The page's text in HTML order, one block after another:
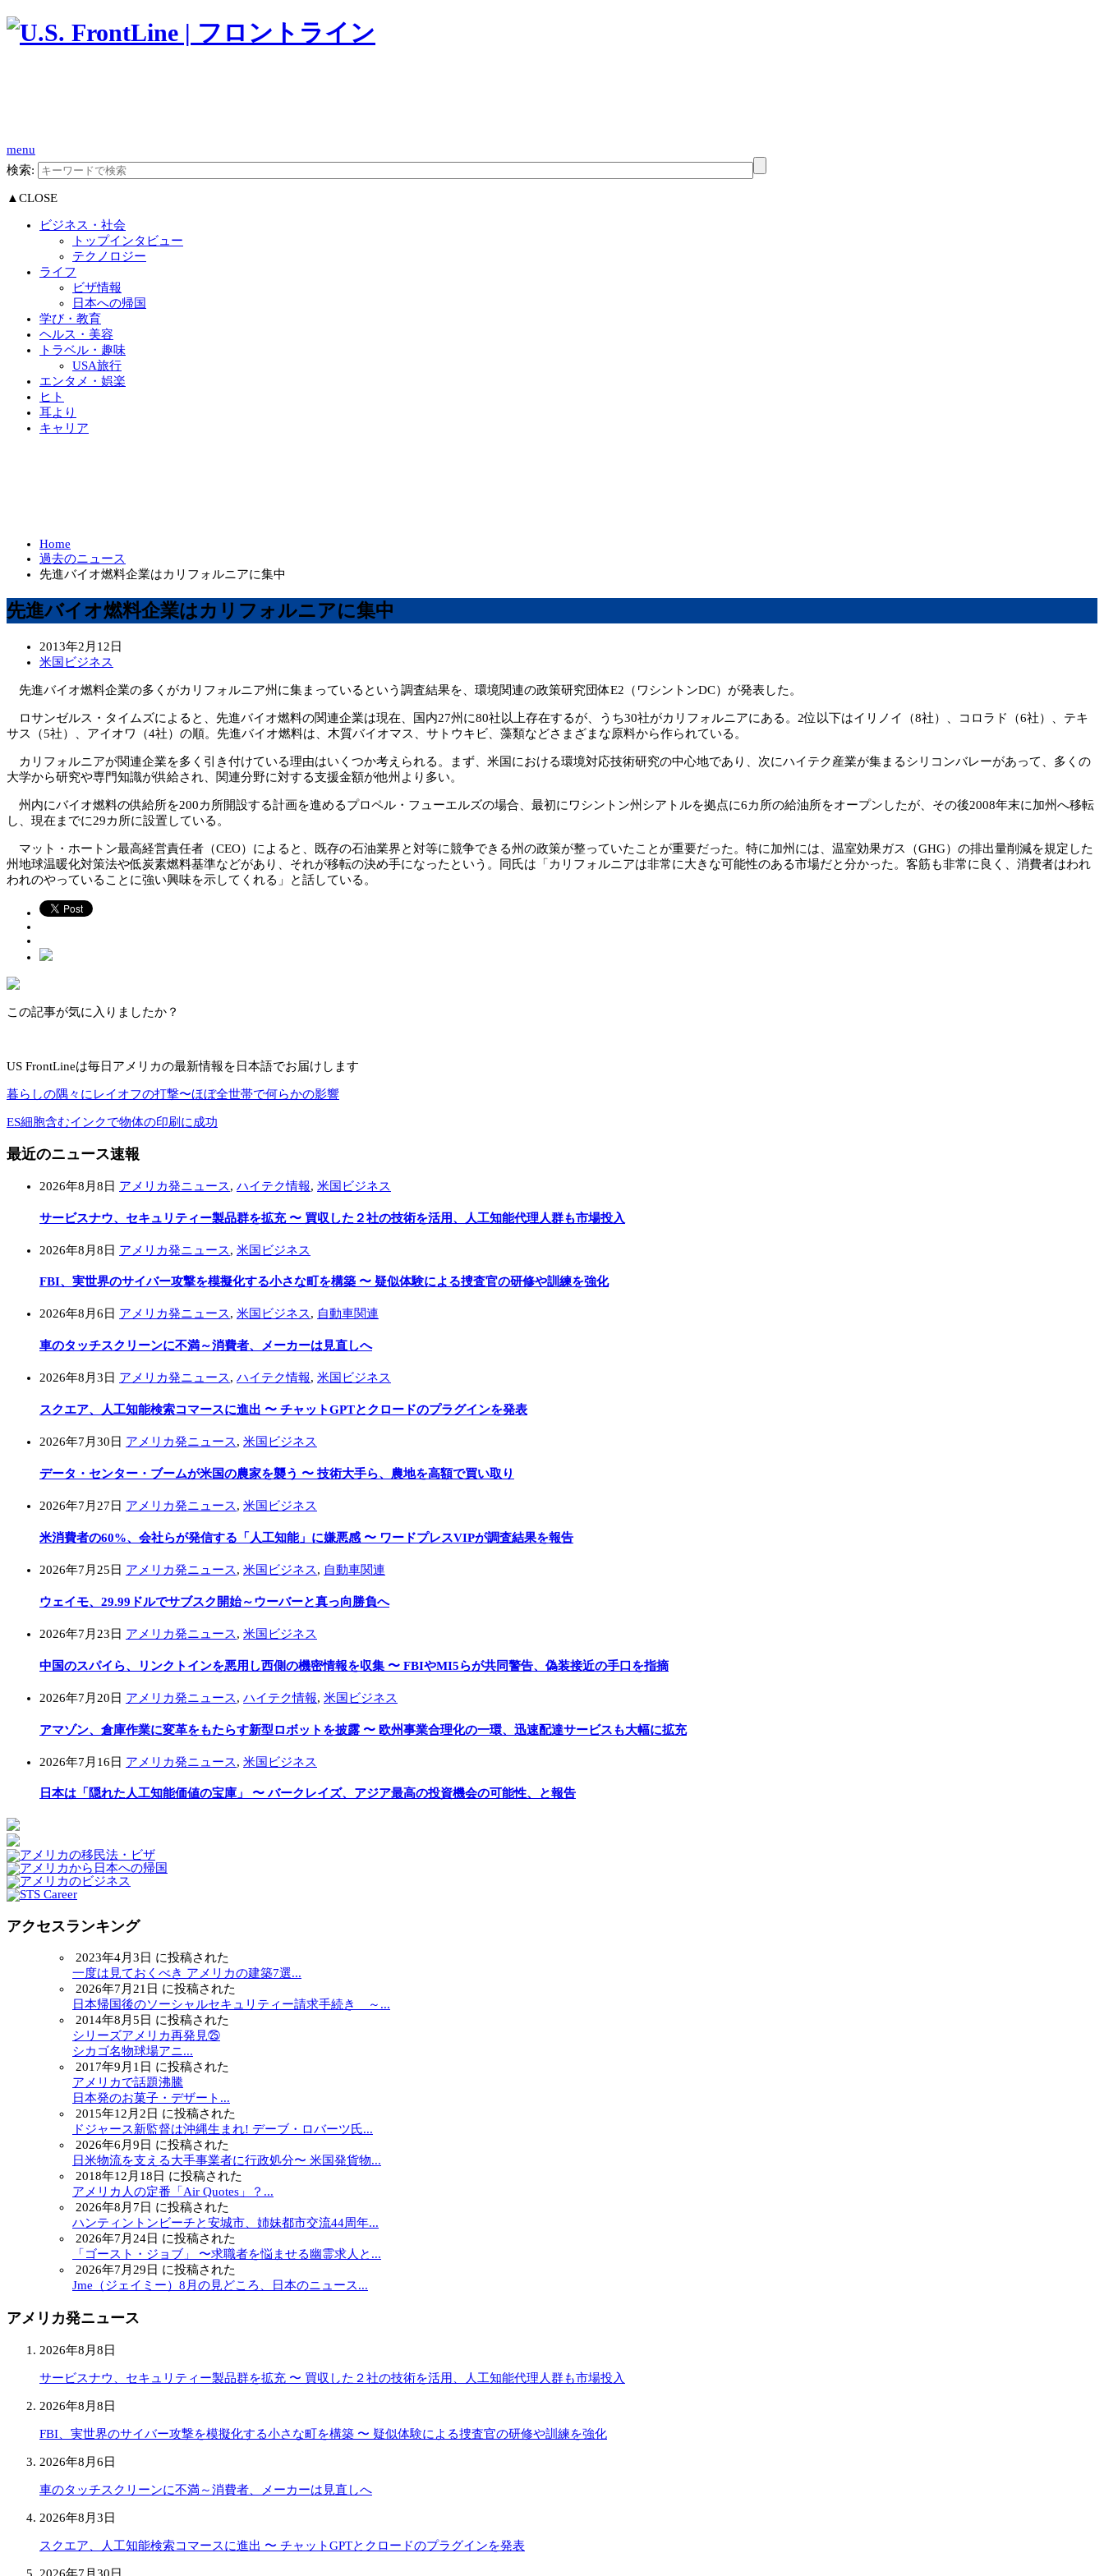
menu
検索:
▲CLOSE
ビジネス・社会
トップインタビュー
テクノロジー
ライフ
ビザ情報
日本への帰国
学び・教育
ヘルス・美容
トラベル・趣味
USA旅行
エンタメ・娯楽
ヒト
耳より
キャリア
Home
過去のニュース
先進バイオ燃料企業はカリフォルニアに集中
先進バイオ燃料企業はカリフォルニアに集中
2013年2月12日
米国ビジネス
先進バイオ燃料企業の多くがカリフォルニア州に集まっているという調査結果を、環境関連の政策研究団体E2（ワシントンDC）が発表した。
ロサンゼルス・タイムズによると、先進バイオ燃料の関連企業は現在、国内27州に80社以上存在するが、うち30社がカリフォルニアにある。2位以下はイリノイ（8社）、コロラド（6社）、テキ
サス（5社）、アイオワ（4社）の順。先進バイオ燃料は、木質バイオマス、サトウキビ、藻類などさまざまな原料から作られている。
カリフォルニアが関連企業を多く引き付けている理由はいくつか考えられる。まず、米国における環境対応技術研究の中心地であり、次にハイテク産業が集まるシリコンバレーがあって、多くの
大学から研究や専門知識が供給され、関連分野に対する支援金額が他州より多い。
州内にバイオ燃料の供給所を200カ所開設する計画を進めるプロペル・フューエルズの場合、最初にワシントン州シアトルを拠点に6カ所の給油所をオープンしたが、その後2008年末に加州へ移転
し、現在までに29カ所に設置している。
マット・ホートン最高経営責任者（CEO）によると、既存の石油業界と対等に競争できる州の政策が整っていたことが重要だった。特に加州には、温室効果ガス（GHG）の排出量削減を規定した
州地球温暖化対策法や低炭素燃料基準などがあり、それが移転の決め手になったという。同氏は「カリフォルニアは非常に大きな可能性のある市場だと分かった。客筋も非常に良く、消費者はわれ
われのやっていることに強い興味を示してくれる」と話している。
この記事が気に入りましたか？
US FrontLineは毎日アメリカの最新情報を日本語でお届けします
暮らしの隅々にレイオフの打撃〜ほぼ全世帯で何らかの影響
ES細胞含むインクで物体の印刷に成功
最近のニュース速報
2026年8月8日 アメリカ発ニュース, ハイテク情報, 米国ビジネス
サービスナウ、セキュリティー製品群を拡充 〜 買収した２社の技術を活用、人工知能代理人群も市場投入
2026年8月8日 アメリカ発ニュース, 米国ビジネス
FBI、実世界のサイバー攻撃を模擬化する小さな町を構築 〜 疑似体験による捜査官の研修や訓練を強化
2026年8月6日 アメリカ発ニュース, 米国ビジネス, 自動車関連
車のタッチスクリーンに不満～消費者、メーカーは見直しへ
2026年8月3日 アメリカ発ニュース, ハイテク情報, 米国ビジネス
スクエア、人工知能検索コマースに進出 〜 チャットGPTとクロードのプラグインを発表
2026年7月30日 アメリカ発ニュース, 米国ビジネス
データ・センター・ブームが米国の農家を襲う 〜 技術大手ら、農地を高額で買い取り
2026年7月27日 アメリカ発ニュース, 米国ビジネス
米消費者の60%、会社らが発信する「人工知能」に嫌悪感 〜 ワードプレスVIPが調査結果を報告
2026年7月25日 アメリカ発ニュース, 米国ビジネス, 自動車関連
ウェイモ、29.99ドルでサブスク開始～ウーバーと真っ向勝負へ
2026年7月23日 アメリカ発ニュース, 米国ビジネス
中国のスパイら、リンクトインを悪用し西側の機密情報を収集 〜 FBIやMI5らが共同警告、偽装接近の手口を指摘
2026年7月20日 アメリカ発ニュース, ハイテク情報, 米国ビジネス
アマゾン、倉庫作業に変革をもたらす新型ロボットを披露 〜 欧州事業合理化の一環、迅速配達サービスも大幅に拡充
2026年7月16日 アメリカ発ニュース, 米国ビジネス
日本は「隠れた人工知能価値の宝庫」 〜 バークレイズ、アジア最高の投資機会の可能性、と報告
アクセスランキング
2023年4月3日 に投稿された
一度は見ておくべき アメリカの建築7選...
2026年7月21日 に投稿された
日本帰国後のソーシャルセキュリティー請求手続き ～...
2014年8月5日 に投稿された
シリーズアメリカ再発見㉕
シカゴ名物球場アニ...
2017年9月1日 に投稿された
アメリカで話題沸騰
日本発のお菓子・デザート...
2015年12月2日 に投稿された
ドジャース新監督は沖縄生まれ! デーブ・ロバーツ氏...
2026年6月9日 に投稿された
日米物流を支える大手事業者に行政処分〜 米国発貨物...
2018年12月18日 に投稿された
アメリカ人の定番「Air Quotes」？...
2026年8月7日 に投稿された
ハンティントンビーチと安城市、姉妹都市交流44周年...
2026年7月24日 に投稿された
「ゴースト・ジョブ」 〜求職者を悩ませる幽霊求人と...
2026年7月29日 に投稿された
Jme（ジェイミー）8月の見どころ、日本のニュース...
アメリカ発ニュース
2026年8月8日
サービスナウ、セキュリティー製品群を拡充 〜 買収した２社の技術を活用、人工知能代理人群も市場投入
2026年8月8日
FBI、実世界のサイバー攻撃を模擬化する小さな町を構築 〜 疑似体験による捜査官の研修や訓練を強化
2026年8月6日
車のタッチスクリーンに不満～消費者、メーカーは見直しへ
2026年8月3日
スクエア、人工知能検索コマースに進出 〜 チャットGPTとクロードのプラグインを発表
2026年7月30日